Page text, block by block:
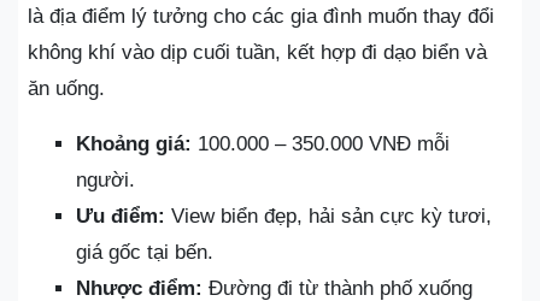
là địa điểm lý tưởng cho các gia đình muốn thay đổi
không khí vào dịp cuối tuần, kết hợp đi dạo biển và
ăn uống.
Khoảng giá: 100.000 – 350.000 VNĐ mỗi
người.
Ưu điểm: View biển đẹp, hải sản cực kỳ tươi,
giá gốc tại bến.
Nhược điểm: Đường đi từ thành phố xuống